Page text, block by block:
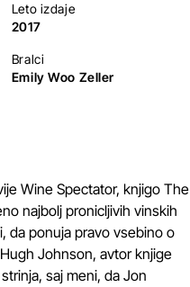
Leto izdaje
2017
Bralci
Emily Woo Zeller
Wine Spectator, knjigo The
najbolj pronicljivih vinskih
da ponuja pravo vsebino o
Johnson, avtor knjige
saj meni, da Jon